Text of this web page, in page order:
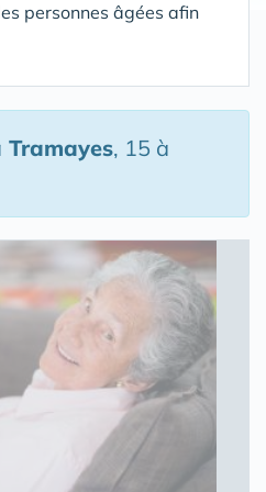
personnes âgées afin
Tramayes, 15 à